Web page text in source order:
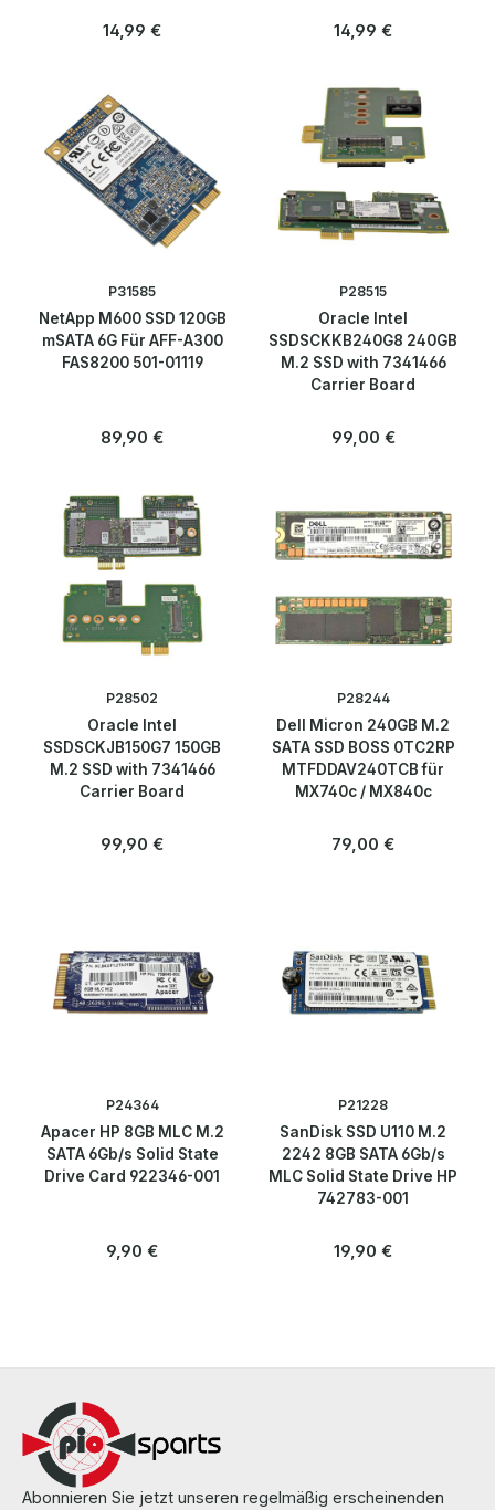
Regulärer Preis:
14,99 € Regulärer Preis:
14,99 €
P31585
NetApp M600 SSD 120GB
mSATA 6G Für AFF-A300
FAS8200 501-01119
Regulärer Preis:
89,90 €
P28515
Oracle Intel
SSDSCKKB240G8 240GB
M.2 SSD with 7341466
Carrier Board
Regulärer Preis:
99,00 €
P28502
Oracle Intel
SSDSCKJB150G7 150GB
M.2 SSD with 7341466
Carrier Board
Regulärer Preis:
99,90 €
P28244
Dell Micron 240GB M.2
SATA SSD BOSS 0TC2RP
MTFDDAV240TCB für
MX740c / MX840c
Regulärer Preis:
79,00 €
P24364
Apacer HP 8GB MLC M.2
SATA 6Gb/s Solid State
Drive Card 922346-001
Regulärer Preis:
9,90 €
P21228
SanDisk SSD U110 M.2
2242 8GB SATA 6Gb/s
MLC Solid State Drive HP
742783-001
Regulärer Preis:
19,90 €
Abonnieren Sie jetzt unseren regelmäßig erscheinenden